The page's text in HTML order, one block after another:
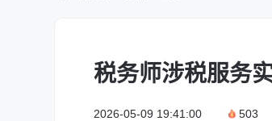
税务师涉税服务
2026-05-09 19:41:00 503